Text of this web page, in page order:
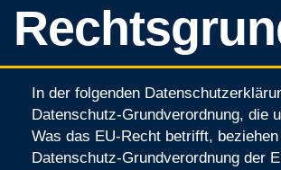
In der folgenden
Datenschutz-Grundverordnung, die
Was das EU-Recht betrifft,
Datenschutz-Grundverordnung der